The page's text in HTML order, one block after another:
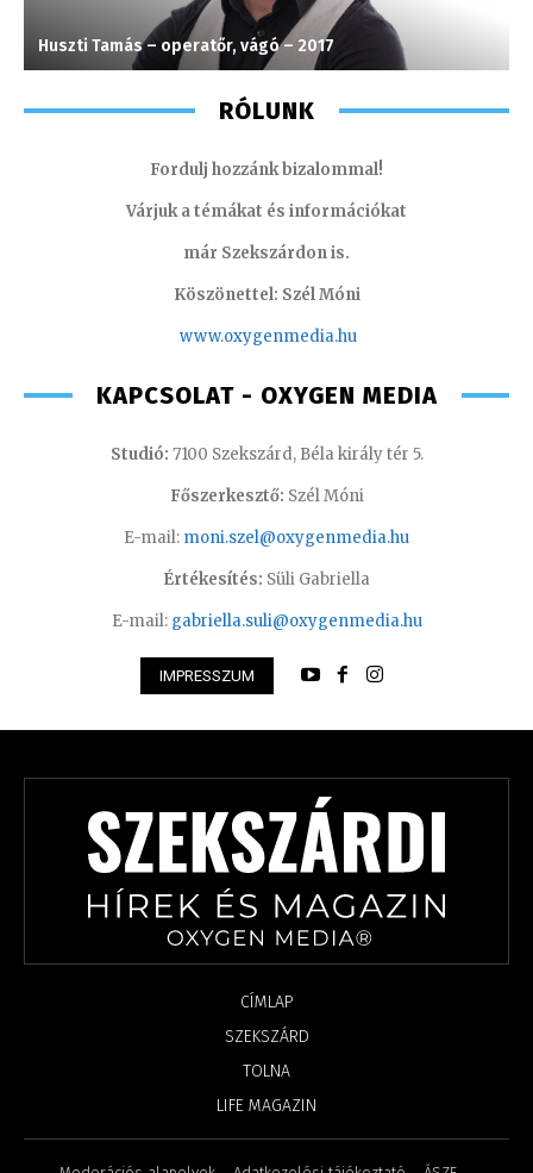
Huszti Tamás – operatőr, vágó – 2017
RÓLUNK
Fordulj hozzánk bizalommal!
Várjuk a témákat és információkat
már Szekszárdon is.
Köszönettel: Szél Móni
www.oxygenmedia.hu
KAPCSOLAT - OXYGEN MEDIA
Studió: 7100 Szekszárd, Béla király tér 5.
Főszerkesztő: Szél Móni
E-mail: moni.szel@oxygenmedia.hu
Értékesítés: Süli Gabriella
E-mail: gabriella.suli@oxygenmedia.hu
IMPRESSZUM
CÍMLAP
SZEKSZÁRD
TOLNA
LIFE MAGAZIN